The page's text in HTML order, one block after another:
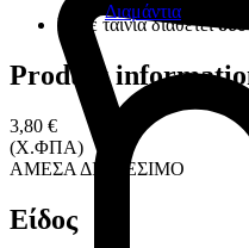
Διαμάντια
Κάθε ταινία διαθέτειδύο
Product
3,80 €
(Χ.ΦΠΑ)
ΑΜΕΣΑ ΔΙΑΘΕΣΙΜΟ
Είδος